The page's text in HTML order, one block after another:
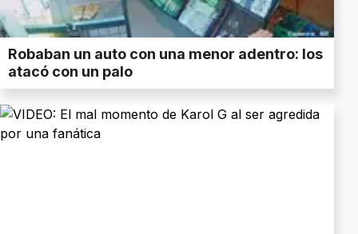
Robaban un auto con una menor adentro: los
atacó con un palo